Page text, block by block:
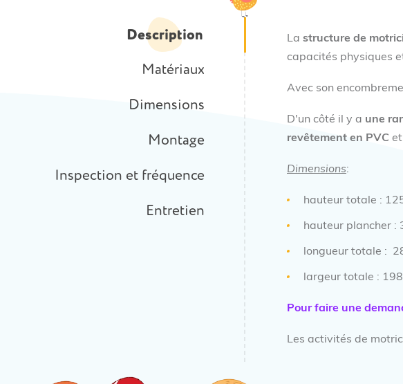
Description
Matériaux
Dimensions
Montage
Inspection et fréquence
Entretien
La structure de
capacités physiques
Avec son
D'un côté il y a une
revêtement en PVC
Dimensions:
hauteur totale :
hauteur plancher :
longueur totale :
largeur totale :
Pour faire une
Les activités de